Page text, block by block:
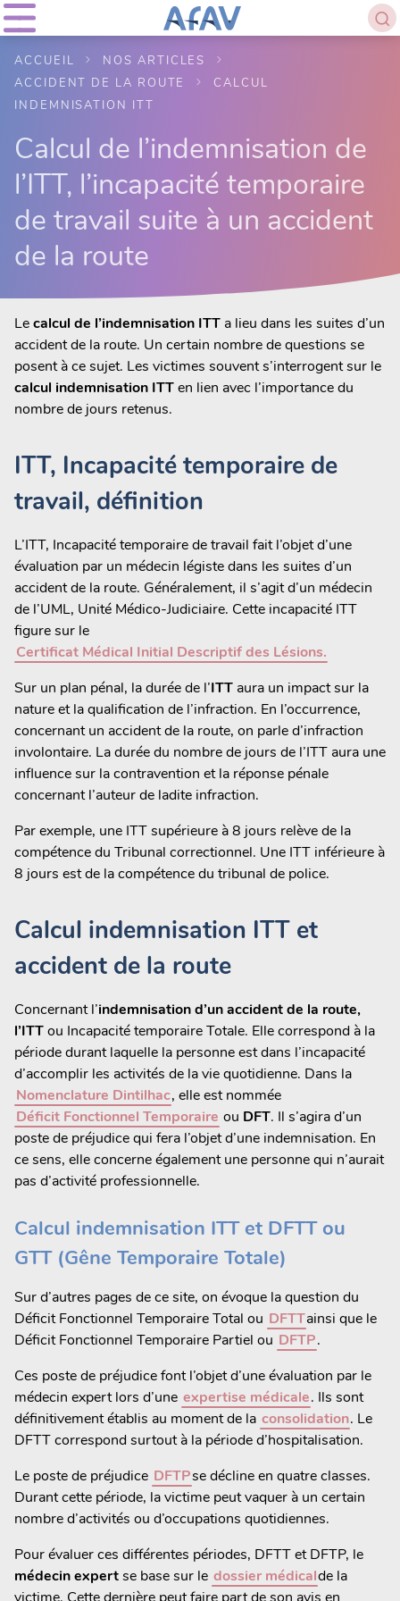
ACCUEIL
NOS ARTICLES
ACCIDENT DE LA ROUTE
CALCUL
INDEMNISATION ITT
Calcul de l’indemnisation de
l’ITT, l’incapacité temporaire
de travail suite à un accident
de la route
Lecalcul de l’indemnisation ITT a lieu dans les suites d’un
accident de la route. Un certain nombre de questions se
posent à ce sujet. Les victimes souvent s’interrogent sur le
calcul indemnisation ITTen lien avec l’importance du
nombre de jours retenus.
ITT, Incapacité temporaire de
travail, définition
L’ITT, Incapacité temporaire de travail fait l’objet d’une
évaluation par un médecin légiste dans les suites d’un
accident de la route. Généralement, il s’agit d’un médecin
de l’UML, Unité Médico-Judiciaire. Cette incapacité ITT
figure sur le
Certificat Médical Initial Descriptif des Lésions.
Sur un plan pénal, la durée de l’ITT aura un impact sur la
nature et la qualification de l’infraction. En l’occurrence,
concernant un accident de la route, on parle d’infraction
involontaire. La durée du nombre de jours de l’ITT aura une
influence sur la contravention et la réponse pénale
concernant l’auteur de ladite infraction.
Par exemple, une ITT supérieure à 8 jours relève de la
compétence du Tribunal correctionnel. Une ITT inférieure à
8 jours est de la compétence du tribunal de police.
Calcul indemnisation ITT et
accident de la route
Concernant l’indemnisation d’un accident de la route,
l’ITTou Incapacité temporaire Totale. Elle correspond à la
période durant laquelle la personne est dans l’incapacité
d’accomplir les activités de la vie quotidienne. Dans la
Nomenclature Dintilhac, elle est nommée
Déficit Fonctionnel Temporaire ou DFT. Il s’agira d’un
poste de préjudice qui fera l’objet d’une indemnisation. En
ce sens, elle concerne également une personne qui n’aurait
pas d’activité professionnelle.
Calcul indemnisation ITT et DFTT ou
GTT (Gêne Temporaire Totale)
Sur d’autres pages de ce site, on évoque la question du
Déficit Fonctionnel Temporaire Total ou DFTTainsi que le
Déficit Fonctionnel Temporaire Partiel ou DFTP.
Ces poste de préjudice font l’objet d’une évaluation par le
médecin expert lors d’une expertise médicale. Ils sont
définitivement établis au moment de la consolidation. Le
DFTT correspond surtout à la période d’hospitalisation.
Le poste de préjudice DFTPse décline en quatre classes.
Durant cette période, la victime peut vaquer à un certain
nombre d’activités ou d’occupations quotidiennes.
Pour évaluer ces différentes périodes, DFTT et DFTP, le
médecin expertse base sur le dossier médicalde la